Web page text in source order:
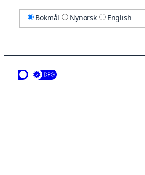
Bokmål Nynorsk English